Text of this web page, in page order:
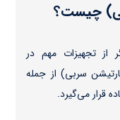
چیست؟
از تجهیزات مهم در
سربی) از جمله
قرار می‌گیرد.